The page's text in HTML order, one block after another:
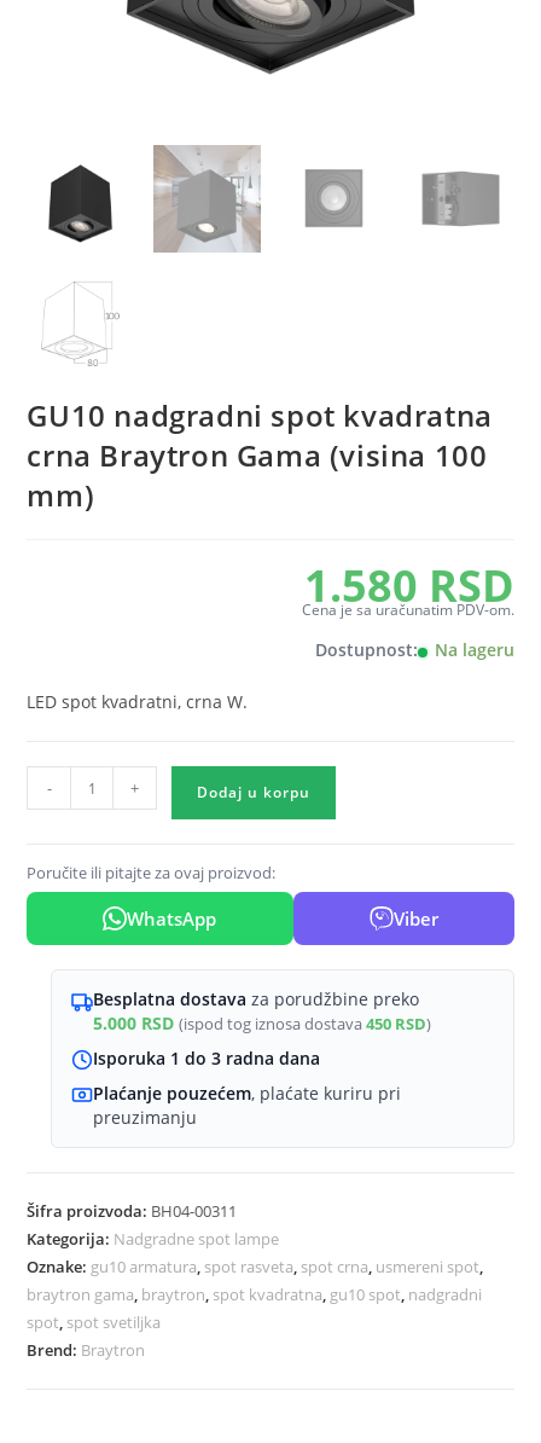
GU10 nadgradni spot kvadratna
crna Braytron Gama (visina 100
mm)
1.580 RSD
Cena je sa uračunatim PDV-om.
Dostupnost: Na lageru
LED spot kvadratni, crna W.
GU10
nadgradni
spot
Gama
(visina
količina
- + Dodaj u korpu
Poručite ili pitajte za ovaj proizvod:
WhatsApp Viber
Besplatna dostava za porudžbine preko
5.000 RSD (ispod tog iznosa dostava450 RSD)
Isporuka 1 do 3 radna dana
Plaćanje pouzećem, plaćate kuriru pri
preuzimanju
Šifra proizvoda: BH04-00311
Kategorija: Nadgradne spot lampe
Oznake: gu10 armatura, spot rasveta, spot crna, usmereni spot,
braytron gama, braytron, spot kvadratna, gu10 spot, nadgradni
spot, spot svetiljka
Brend: Braytron